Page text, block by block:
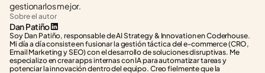
gestionarlos mejor.
Sobre el autor
Dan Patiño
Soy Dan Patiño, responsable de AI Strategy & Innovation en Coderhouse.
Mi día a día consiste en fusionar la gestión táctica del e-commerce (CRO,
Email Marketing y SEO) con el desarrollo de soluciones disruptivas. Me
especializo en crear apps internas con IA para automatizar tareas y
potenciar la innovación dentro del equipo. Creo fielmente que la